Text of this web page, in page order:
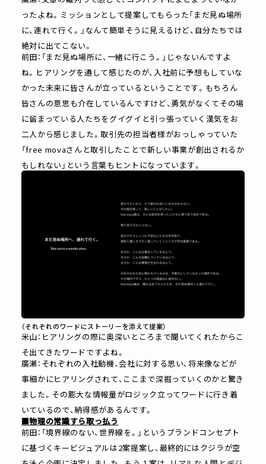
ったよね。ミッションとして提案してもらった「まだ見ぬ場所
に、連れて行く。」なんて簡単そうに見えるけど、自分たちでは
絶対に出てこない。
前田：「まだ見ぬ場所に、一緒に行こう。」じゃないんですよ
ね。ヒアリングを通して感じたのが、入社前に予想もしていな
かった未来に皆さんが立っているということです。もちろん
皆さんの意思も介在しているんですけど、勇気がなくてその場
に留まっている人たちをグイグイと引っ張っていく漢気をお
二人から感じました。取引先の担当者様がおっしゃっていた
「free movaさんと取引したことで新しい事業が創出されるか
もしれない」という言葉もヒントになっています。
（それぞれのワードにストーリーを添えて提案）
米山：ヒアリングの際に奥深いところまで聞いてくれたからこ
そ出てきたワードですよね。
廣瀬：それぞれの入社動機、会社に対する思い、将来像などが
事細かにヒアリングされて、ここまで深掘っていくのかと驚き
ました。その膨大な情報量がロジック立ってワードに行き着
いているので、納得感があるんです。
■物理の常識すら取っ払う
前田：「境界線のない、世界線を。」というブランドコンセプト
に基づくキービジュアルは2案提案し、最終的にはクジラが空